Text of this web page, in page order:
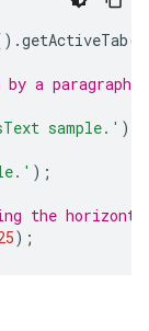
getActiveTab
a paragraph
sample.' );
);
the
);